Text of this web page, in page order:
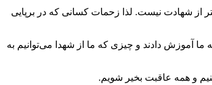
از شهادت نیست. لذا زحمات کسانی که در برپایی
آموزش دادند و چیزی که ما از شهدا می‌توانیم به
و همه عاقبت بخیر شویم.